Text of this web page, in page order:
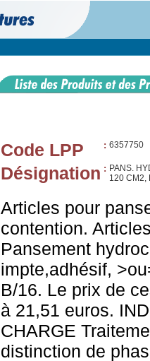
Code LPP : 6357750
Désignation : PANS.
120 CM2,
Articles pour
contention.
Pansement
impte,adhésif,
B/16. Le prix de
à 21,51 euros.
CHARGE
distinction de